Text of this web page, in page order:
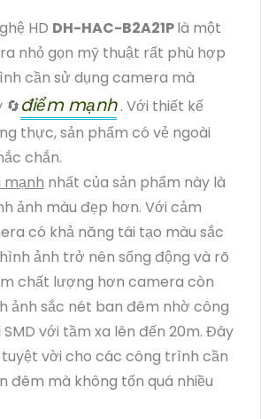
HD DH-HAC-B2A21Plà một
nhỏ gọn mỹ thuật rất phù hợp
cần sử dụng camera mà
🔄điểm mạnh. Với thiết kế
thực, sản phẩm có vẻ ngoài
chắn.
mạnh nhất của sản phẩm này là
ảnh màu đẹp hơn. Với cảm
có khả năng tái tạo màu sắc
ảnh trở nên sống động và rõ
chất lượng hơn camera còn
ảnh sắc nét ban đêm nhờ công
với tầm xa lên đến 20m. Đây
vời cho các công trình cần
đêm mà không tốn quá nhiều